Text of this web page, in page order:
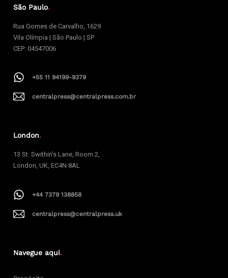
São Paulo.
Rua Gomes de Carvalho, 1629
Vila Olímpia | São Paulo | SP
CEP: 04547006
+55 11 94199-9379
centralpress@centralpress.com.br
London.
13 St. Swithin’s Lane, Room 2,
London, UK, EC4N 8AL
+44 7379 138858
centralpress@centralpress.uk
Navegue aqui.